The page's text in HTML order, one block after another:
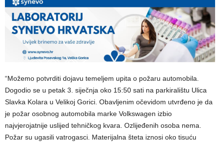
“Možemo potvrditi dojavu temeljem upita o požaru automobila.
Dogodio se u petak 3. siječnja oko 15:50 sati na parkiralištu Ulica
Slavka Kolara u Velikoj Gorici. Obavljenim očevidom utvrđeno je da
je požar osobnog automobila marke Volkswagen izbio
najvjerojatnije uslijed tehničkog kvara. Ozlijeđenih osoba nema.
Požar su ugasili vatrogasci. Materijalna šteta iznosi oko tisuću